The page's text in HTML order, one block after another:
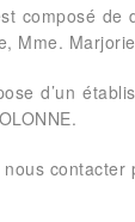
composé de
Mme.
d’un
nous